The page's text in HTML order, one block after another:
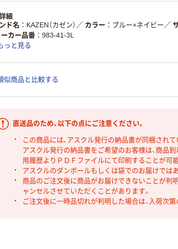
細
ド名
KAZEN（カゼン） ／ カラー ブルー×ネイビー ／
ーカー品番
983-41-3L
っと見る
似商品と比較する
直送品のため、以下の点にご注意ください。
この商品には、アスクル発行の納品書が同梱されて
アスクル発行の納品書をご希望のお客様は、商品到
用履歴よりＰＤＦファイルにて印刷することが可能
アスクルのダンボールもしくは袋でのお届けではあ
商品のご注文後に商品がお届けできないことが判
ャンセルさせていただくことがあります。
ご注文後に一時品切れが判明した場合は、入荷次第